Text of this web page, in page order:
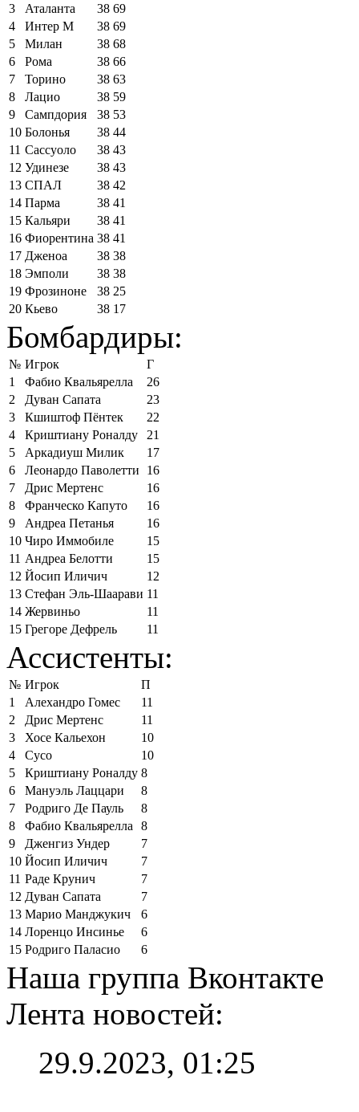
3
Аталанта 38 69
4
Интер М 38 69
5
Милан 38 68
6
Рома 38 66
7
Торино 38 63
8
Лацио 38 59
9
Сампдория 38 53
10 Болонья 38 44
11 Сассуоло 38 43
12 Удинезе 38 43
13 СПАЛ 38 42
14 Парма 38 41
15 Кальяри 38 41
16 Фиорентина 38 41
17 Дженоа 38 38
18 Эмполи 38 38
19 Фрозиноне 38 25
20 Кьево 38 17
Бомбардиры:
№ Игрок
Г
1
Фабио Квальярелла
26
2
Дуван Сапата
23
3
Кшиштоф Пёнтек
22
4
Криштиану Роналду
21
5
Аркадиуш Милик
17
6
Леонардо Паволетти
16
7
Дрис Мертенс
16
8
Франческо Капуто
16
9
Андреа Петанья
16
10 Чиро Иммобиле
15
11 Андреа Белотти
15
12 Йосип Иличич
12
13 Стефан Эль-Шаарави 11
14 Жервиньо
11
15 Грегоре Дефрель 11
Ассистенты:
№ Игрок
П
1
Алехандро Гомес
11
2
Дрис Мертенс
11
3
Хосе Кальехон
10
4
Сусо
10
5
Криштиану Роналду 8
6
Мануэль Лаццари
8
7
Родриго Де Пауль
8
8
Фабио Квальярелла
8
9
Дженгиз Ундер
7
10 Йосип Иличич
7
11 Раде Крунич
7
12 Дуван Сапата
7
13 Марио Манджукич
6
14 Лоренцо Инсинье
6
15 Родриго Паласио 6
Наша группа Вконтакте
Лента новостей:
29.9.2023, 01:25